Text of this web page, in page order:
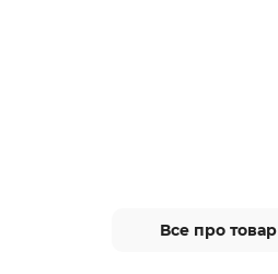
Все про товар